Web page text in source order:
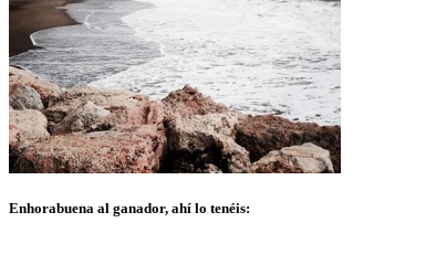
Enhorabuena al ganador, ahí lo tenéis: